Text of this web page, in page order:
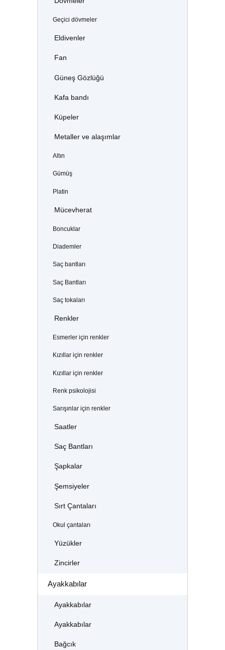
Geçici dövmeler
Eldivenler
Fan
Güneş Gözlüğü
Kafa bandı
Küpeler
Metaller ve alaşımlar
Altın
Gümüş
Platin
Mücevherat
Boncuklar
Diademler
Saç bantları
Saç Bantları
Saç tokaları
Renkler
Esmerler için renkler
Kızıllar için renkler
Kızıllar için renkler
Renk psikolojisi
Sarışınlar için renkler
Saatler
Saç Bantları
Şapkalar
Şemsiyeler
Sırt Çantaları
Okul çantaları
Yüzükler
Zincirler
Ayakkabılar
Ayakkabılar
Ayakkabılar
Bağcık